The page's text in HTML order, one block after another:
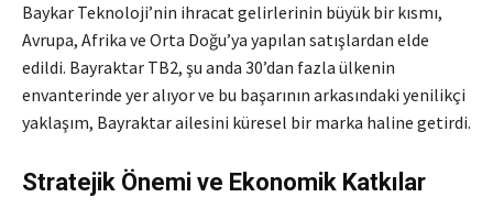
Baykar Teknoloji’nin ihracat gelirlerinin büyük bir kısmı,
Avrupa, Afrika ve Orta Doğu’ya yapılan satışlardan elde
edildi. Bayraktar TB2, şu anda 30’dan fazla ülkenin
envanterinde yer alıyor ve bu başarının arkasındaki yenilikçi
yaklaşım, Bayraktar ailesini küresel bir marka haline getirdi.
Stratejik Önemi ve Ekonomik Katkılar